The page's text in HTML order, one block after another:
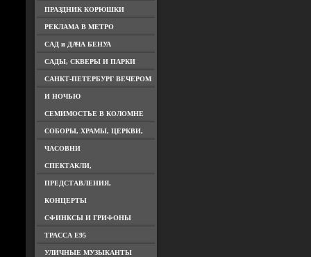
ПРАЗДНИК КОРЮШКИ
РЕКЛАМА В МЕТРО
САД и ДАЧА БЕНУА
САДЫ, СКВЕРЫ И ПАРКИ
САНКТ-ПЕТЕРБУРГ ВЕЧЕРОМ
И НОЧЬЮ
СЕМИМОСТЬЕ В КОЛОМНЕ
СОБОРЫ, ХРАМЫ, ЦЕРКВИ,
ЧАСОВНИ
СПЕКТАКЛИ,
ПРЕДСТАВЛЕНИЯ,
КОНЦЕРТЫ
СФИНКСЫ И ГРИФОНЫ
ТРАССА Е95
УЛИЧНЫЕ МУЗЫКАНТЫ